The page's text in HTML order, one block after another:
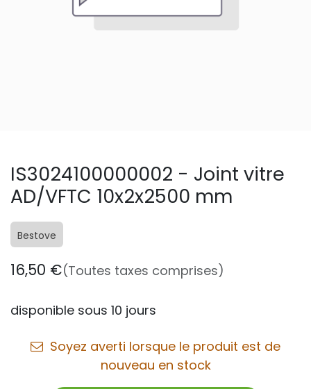
IS3024100000002 - Joint vitre
AD/VFTC 10x2x2500 mm
Bestove
16,50 €(Toutes taxes comprises)
disponible sous 10 jours
Soyez averti lorsque le produit est de
nouveau en stock